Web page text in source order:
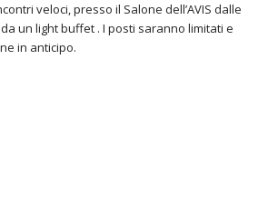
veloci, presso il Salone dell’AVIS dalle
da un light buffet . I posti saranno limitati e
in anticipo.